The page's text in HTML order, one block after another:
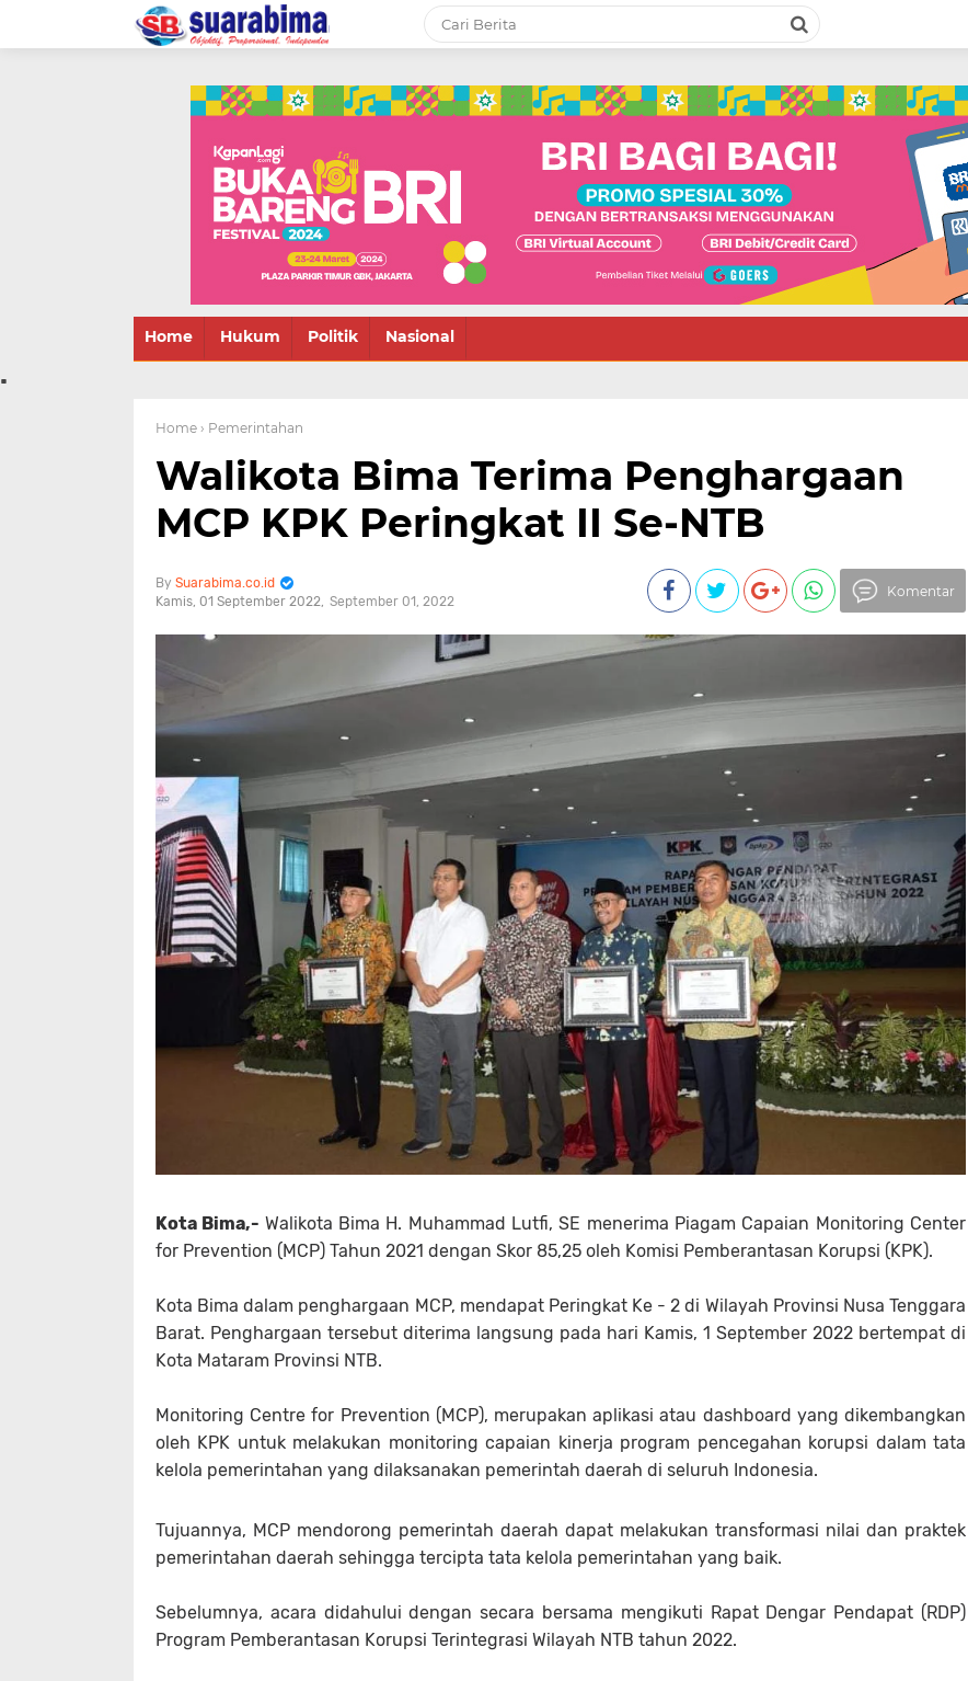
informasi terbaru tentang
Bima dan daerah sekitar
Home Hukum Politik Nasional
.
Home › Pemerintahan
Walikota Bima Terima Penghargaan
MCP KPK Peringkat II Se-NTB
Suarabima.co.id
Kamis, 01 September 2022 September 01, 2022
Komentar
Kota Bima,- Walikota Bima H. Muhammad Lutfi, SE menerima Piagam Capaian Monitoring Center
for Prevention (MCP) Tahun 2021 dengan Skor 85,25 oleh Komisi Pemberantasan Korupsi (KPK).
Kota Bima dalam penghargaan MCP, mendapat Peringkat Ke - 2 di Wilayah Provinsi Nusa Tenggara
Barat. Penghargaan tersebut diterima langsung pada hari Kamis, 1 September 2022 bertempat di
Kota Mataram Provinsi NTB.
Monitoring Centre for Prevention (MCP), merupakan aplikasi atau dashboard yang dikembangkan
oleh KPK untuk melakukan monitoring capaian kinerja program pencegahan korupsi dalam tata
kelola pemerintahan yang dilaksanakan pemerintah daerah di seluruh Indonesia.
Tujuannya, MCP mendorong pemerintah daerah dapat melakukan transformasi nilai dan praktek
pemerintahan daerah sehingga tercipta tata kelola pemerintahan yang baik.
Sebelumnya, acara didahului dengan secara bersama mengikuti Rapat Dengar Pendapat (RDP)
Program Pemberantasan Korupsi Terintegrasi Wilayah NTB tahun 2022.